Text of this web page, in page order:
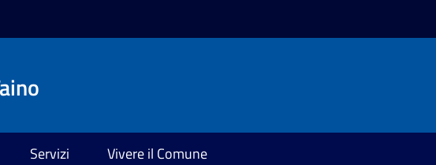
Servizi Vivere il Comune